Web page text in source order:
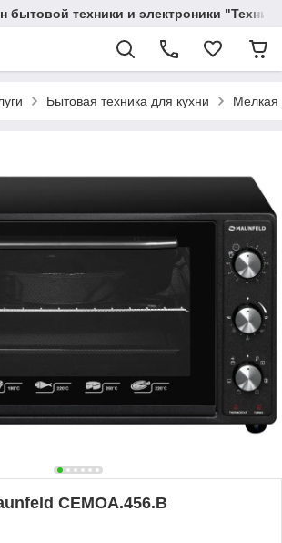
бытовой техники и электроники
Бытовая техника для кухни Мелкая
СEMOA.456.B